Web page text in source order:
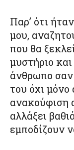
Παρ’ ότι
μου,
που θα
μυστήριο
άνθρωπο σαν
του όχι
ανακούφιση
αλλάξει
εμποδίζουν